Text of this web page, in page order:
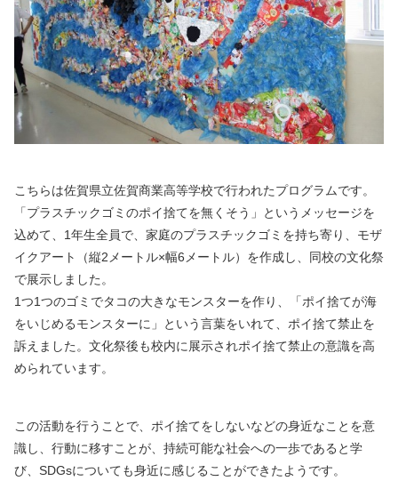
こちらは佐賀県立佐賀商業高等学校で行われたプログラムです。
「プラスチックゴミのポイ捨てを無くそう」というメッセージを
込めて、1年生全員で、家庭のプラスチックゴミを持ち寄り、モザ
イクアート（縦2メートル×幅6メートル）を作成し、同校の文化祭
で展示しました。
1つ1つのゴミでタコの大きなモンスターを作り、「ポイ捨てが海
をいじめるモンスターに」という言葉をいれて、ポイ捨て禁止を
訴えました。文化祭後も校内に展示されポイ捨て禁止の意識を高
められています。
この活動を行うことで、ポイ捨てをしないなどの身近なことを意
識し、行動に移すことが、持続可能な社会への一歩であると学
び、SDGsについても身近に感じることができたようです。